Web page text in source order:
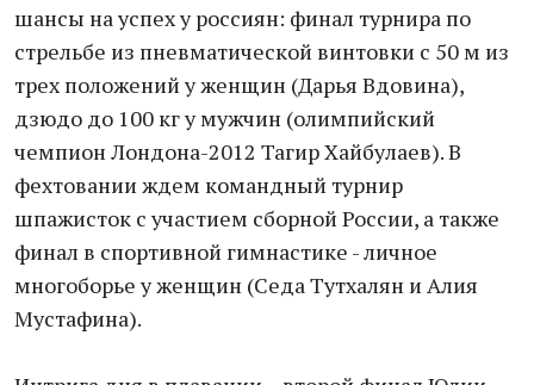
шансы на успех у россиян: финал турнира по
стрельбе из пневматической винтовки с 50 м из
трех положений у женщин (Дарья Вдовина),
дзюдо до 100 кг у мужчин (олимпийский
чемпион Лондона-2012 Тагир Хайбулаев). В
фехтовании ждем командный турнир
шпажисток с участием сборной России, а также
финал в спортивной гимнастике - личное
многоборье у женщин (Седа Тутхалян и Алия
Мустафина).